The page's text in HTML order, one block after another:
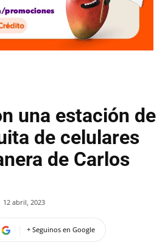
una estación de
de celulares
de Carlos
12 abril, 2023
+ Seguinos en Google